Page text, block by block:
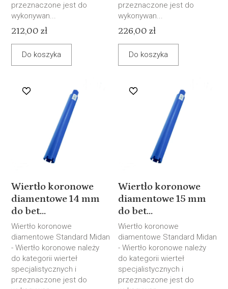
przeznaczone jest do
wykonywan...
212,00 zł
Do koszyka
przeznaczone jest do
wykonywan...
226,00 zł
Do koszyka
Wiertło koronowe
diamentowe 14 mm
do bet...
Wiertło koronowe
diamentowe Standard Midan
- Wiertło koronowe należy
do kategorii wierteł
specjalistycznych i
przeznaczone jest do
Wiertło koronowe
diamentowe 15 mm
do bet...
Wiertło koronowe
diamentowe Standard Midan
- Wiertło koronowe należy
do kategorii wierteł
specjalistycznych i
przeznaczone jest do